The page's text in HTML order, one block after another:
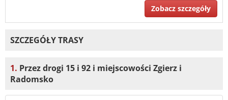
Zobacz szczegóły
SZCZEGÓŁY TRASY
1. Przez drogi 15 i 92 i miejscowości Zgierz i
Radomsko